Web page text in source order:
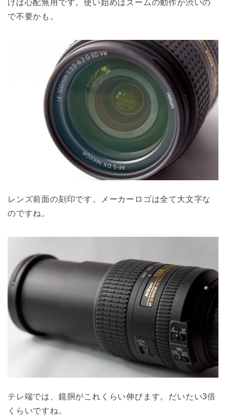
けば心配無用です。使い始めはズームの動作が渋いの
で不要かも。
レンズ前面の刻印です。メーカーロゴは全て大文字な
のですね。
テレ端では、鏡胴がこれくらい伸びます。だいたい3倍
くらいですね。